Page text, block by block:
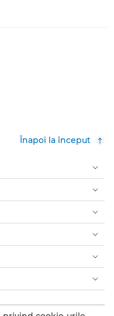
Înapoi la început